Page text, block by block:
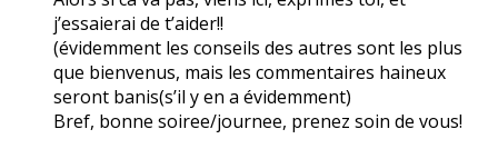
j’essaierai de t’aider!!
(évidemment les conseils des autres sont les plus
que bienvenus, mais les commentaires haineux
seront banis(s’il y en a évidemment)
Bref, bonne soiree/journee, prenez soin de vous!